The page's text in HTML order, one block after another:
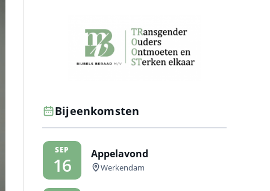
Bijeenkomsten
SEP
16
Appelavond
Werkendam